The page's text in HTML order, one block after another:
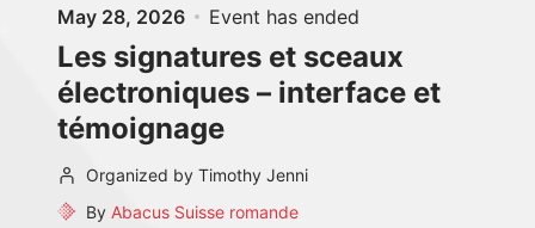
May 28, 2026 Event has ended
Les signatures et sceaux
électroniques – interface et
témoignage
Organized by Timothy Jenni
By Abacus Suisse romande